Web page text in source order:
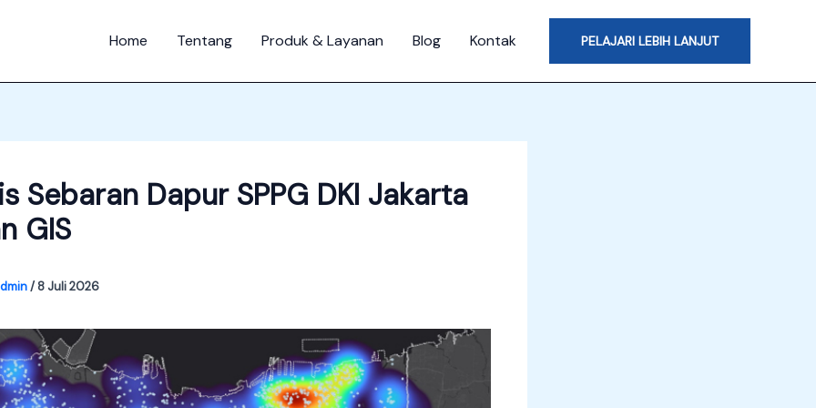
Home Tentang Produk & Layanan Blog Kontak PELAJARI LEBIH LANJUT
Sebaran Dapur SPPG DKI Jakarta
GIS
/8 Juli 2026